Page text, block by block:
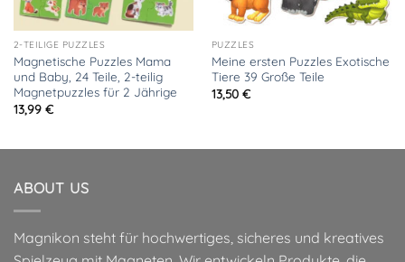
2-TEILIGE PUZZLES
Magnetische Puzzles Mama
und Baby, 24 Teile, 2-teilig
Magnetpuzzles für 2 Jährige
13,99 €
PUZZLES
Meine ersten Puzzles Exotische
Tiere 39 Große Teile
13,50 €
ABOUT US
Magnikon steht für hochwertiges, sicheres und kreatives